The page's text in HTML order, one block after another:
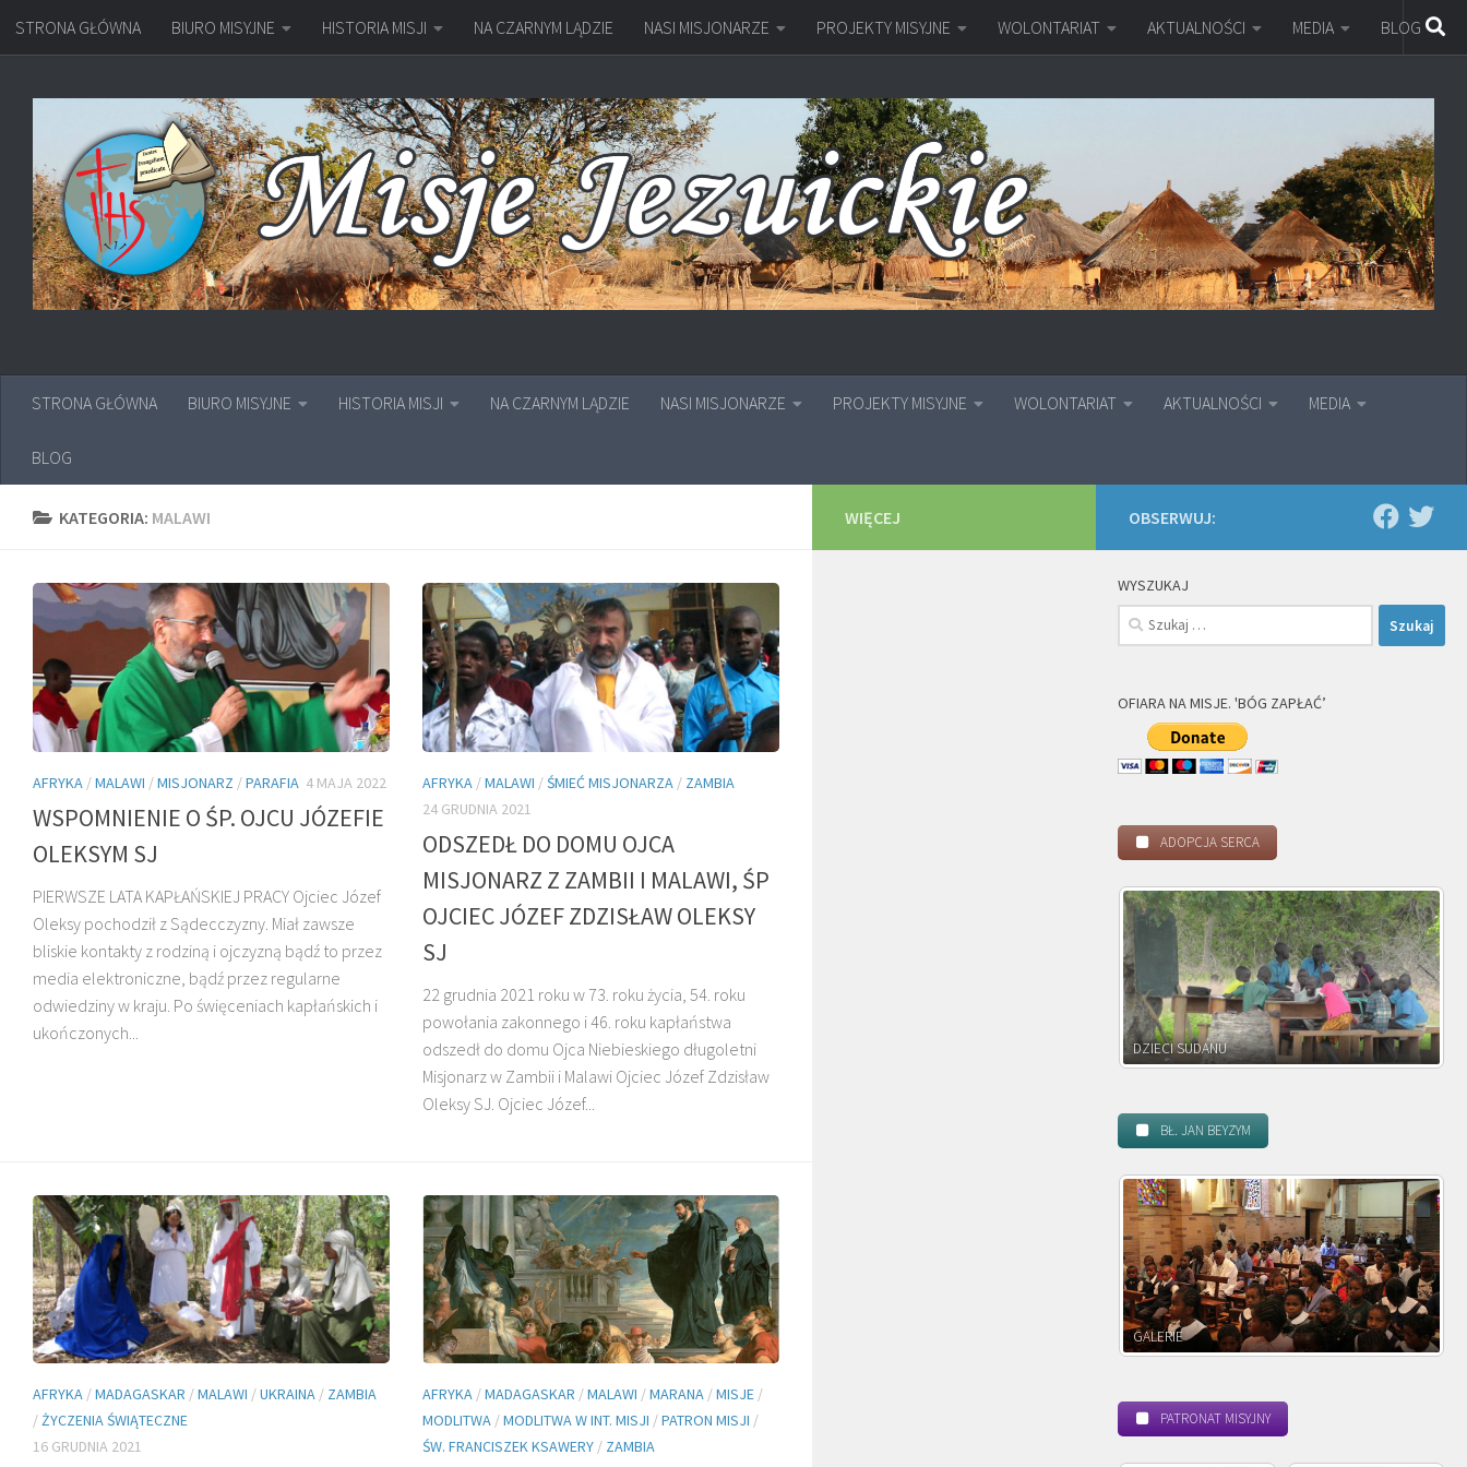
Przejdź do treści
STRONA GŁÓWNA BIURO MISYJNE HISTORIA MISJI NA CZARNYM LĄDZIE NASI MISJONARZE PROJEKTY MISYJNE WOLONTARIAT AKTUALNOŚCI MEDIA BLOG
STRONA GŁÓWNA BIURO MISYJNE HISTORIA MISJI NA CZARNYM LĄDZIE NASI MISJONARZE PROJEKTY MISYJNE WOLONTARIAT AKTUALNOŚCI MEDIA
BLOG
KATEGORIA: MALAWI
AFRYKA /MALAWI /MISJONARZ /PARAFIA 4 MAJA 2022
WSPOMNIENIE O ŚP. OJCU JÓZEFIE
OLEKSYM SJ
PIERWSZE LATA KAPŁAŃSKIEJ PRACY Ojciec Józef
Oleksy pochodził z Sądecczyzny. Miał zawsze
bliskie kontakty z rodziną i ojczyzną bądź to przez
media elektroniczne, bądź przez regularne
odwiedziny w kraju. Po święceniach kapłańskich i
ukończonych...
AFRYKA /MALAWI /ŚMIEĆ MISJONARZA / ZAMBIA
24 GRUDNIA 2021
ODSZEDŁ DO DOMU OJCA
MISJONARZ Z ZAMBII I MALAWI, ŚP
OJCIEC JÓZEF ZDZISŁAW OLEKSY
SJ
22 grudnia 2021 roku w 73. roku życia, 54. roku
powołania zakonnego i 46. roku kapłaństwa
odszedł do domu Ojca Niebieskiego długoletni
Misjonarz w Zambii i Malawi Ojciec Józef Zdzisław
Oleksy SJ. Ojciec Józef...
AFRYKA /MADAGASKAR /MALAWI /UKRAINA / ZAMBIA
/ŻYCZENIA ŚWIĄTECZNE
16 GRUDNIA 2021
AFRYKA /MADAGASKAR /MALAWI /MARANA /MISJE /
MODLITWA /MODLITWA W INT. MISJI /PATRON MISJI /
ŚW. FRANCISZEK KSAWERY / ZAMBIA
OBSERWUJ:
WYSZUKAJ
Szukaj:
OFIARA NA MISJE. 'BÓG ZAPŁAĆ’
ADOPCJA SERCA
DZIECI MALAWI DZIECI ZAMBII
BŁ. JAN BEYZYM
BŁ. JAN BEYZYM MARANA POWOŁANIE MISYJNE
PATRONAT MISYJNY
WIĘCEJ